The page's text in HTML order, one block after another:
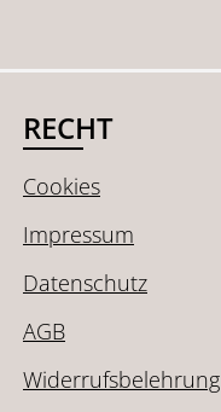
RECHT
Cookies
Impressum
Datenschutz
AGB
Widerrufsbelehrung